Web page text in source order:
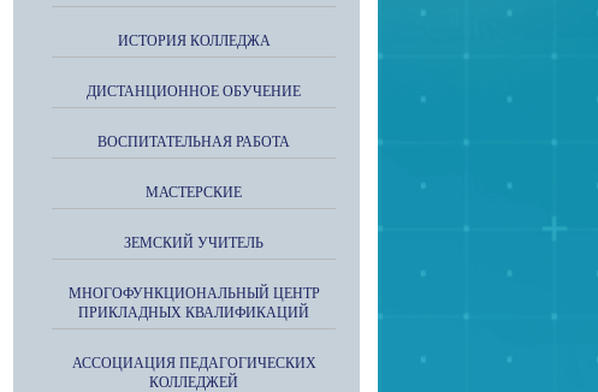
ИСТОРИЯ КОЛЛЕДЖА
ДИСТАНЦИОННОЕ ОБУЧЕНИЕ
ВОСПИТАТЕЛЬНАЯ РАБОТА
МАСТЕРСКИЕ
ЗЕМСКИЙ УЧИТЕЛЬ
МНОГОФУНКЦИОНАЛЬНЫЙ ЦЕНТР
ПРИКЛАДНЫХ КВАЛИФИКАЦИЙ
АССОЦИАЦИЯ ПЕДАГОГИЧЕСКИХ
КОЛЛЕДЖЕЙ